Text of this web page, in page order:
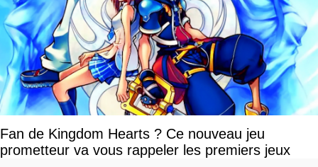
Fan de Kingdom Hearts ? Ce nouveau jeu
prometteur va vous rappeler les premiers jeux